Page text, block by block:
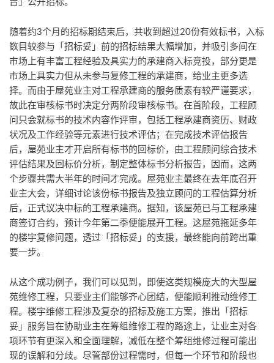
随着约3个月的招标期结束后，共收到超过20份有效标书，入标
数目较参与「招标妥」前的招标结果大幅增加，并吸引多间在
市场上有丰富工程经验及具实力的承建商入标竞投，部分更是
市场上具实力但从未参与复修工程的承建商，给业主更多选
择。而由于屋苑业主对工程承建商的服务质素有较严谨要求，
故此在审核标书时决定分两阶段审核标书。在首阶段，工程顾
问只会就标书的技术内容作评审，包括工程承建商资历、财政
状况及工作经验等元素进行技术评估；在完成技术评估报告
后，屋苑业主才开启所有标书的回标价，由工程顾问综合技术
评估结果及回标价分析，制定整体标书分析报告，因而，这两
个步骤共需大半年的时间才完成。屋苑业主最终在去年底召开
业主大会，详细讨论该份标书报告及独立顾问的工程估算分析
后，正式议决中标的工程承建商。据知，该屋苑已与工程承建
商签订合约，预计今年第二季便能展开工程。这屋苑拖延多年
的楼宇复修问题，透过「招标妥」的支援，最终能向前跨出重
要一步。
从这个成功例子，我们可以见到，即使这类规模庞大的大型屋
苑维修工程，只要业主们能够齐心团结，便能顺利推动维修工
程。楼宇维修工程涉及复杂的招标及施工方案，推出「招标
妥」服务旨在协助业主在筹组维修工程的路途上，让业主对各
项环节有更深入和全面理解，减低在整个筹组维修过程可能出
现的误解和分歧。尽管部份过程需时，但每一个环节和阶段也